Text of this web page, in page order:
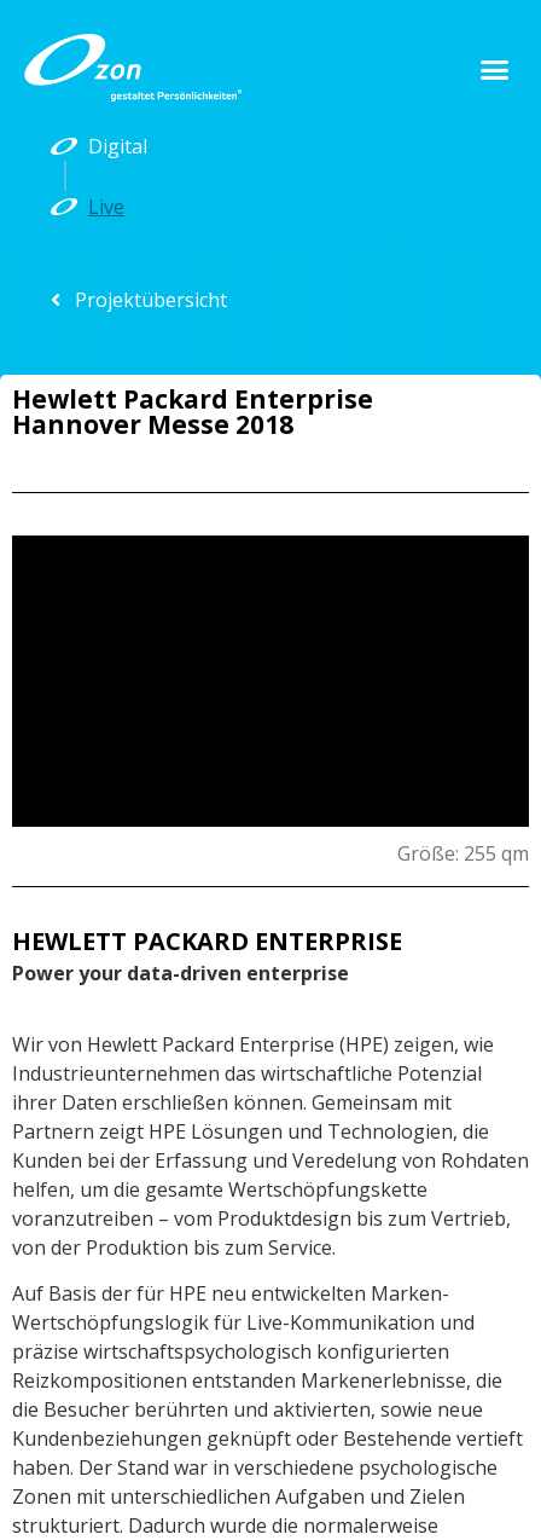
Digital
Live
Projektübersicht
Hewlett Packard Enterprise
Hannover Messe 2018
Größe: 255 qm
HEWLETT PACKARD ENTERPRISE
Power your data-driven enterprise
Wir von Hewlett Packard Enterprise (HPE) zeigen, wie
Industrieunternehmen das wirtschaftliche Potenzial
ihrer Daten erschließen können. Gemeinsam mit
Partnern zeigt HPE Lösungen und Technologien, die
Kunden bei der Erfassung und Veredelung von Rohdaten
helfen, um die gesamte Wertschöpfungskette
voranzutreiben – vom Produktdesign bis zum Vertrieb,
von der Produktion bis zum Service.
Auf Basis der für HPE neu entwickelten Marken-
Wertschöpfungslogik für Live-Kommunikation und
präzise wirtschaftspsychologisch konfigurierten
Reizkompositionen entstanden Markenerlebnisse, die
die Besucher berührten und aktivierten, sowie neue
Kundenbeziehungen geknüpft oder Bestehende vertieft
haben. Der Stand war in verschiedene psychologische
Zonen mit unterschiedlichen Aufgaben und Zielen
strukturiert. Dadurch wurde die normalerweise